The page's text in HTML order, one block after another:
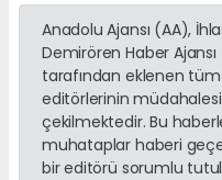
Anadolu Ajansı (AA),
Demirören Haber
tarafından eklenen
editörlerinin
çekilmektedir. Bu
muhataplar haberi
bir editörü sorumlu